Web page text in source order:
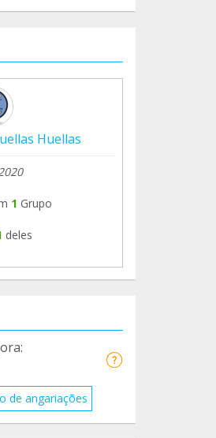
Huellas
1 Grupo
deles
de angariações